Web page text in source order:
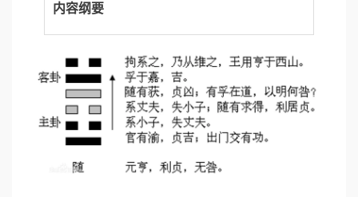
内容纲要